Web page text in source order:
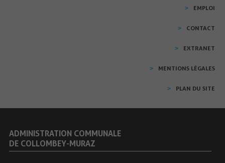
EMPLOI
CONTACT
EXTRANET
MENTIONS LÉGALES
PLAN DU SITE
ADMINISTRATION COMMUNALE
DE COLLOMBEY-MURAZ